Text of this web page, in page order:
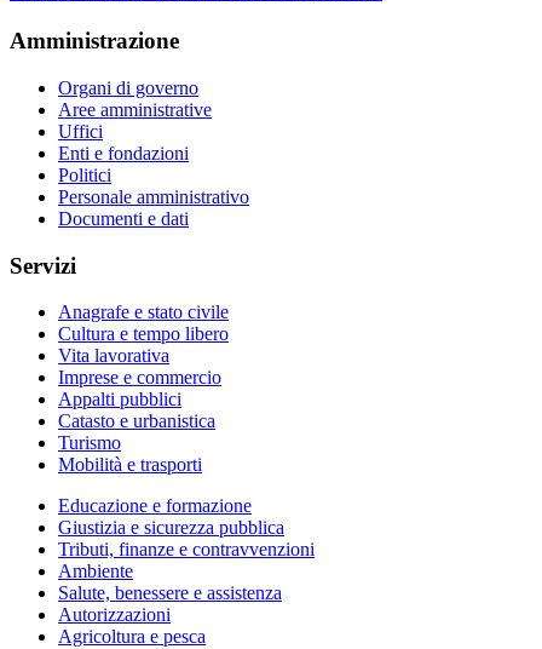
Amministrazione
Organi di governo
Aree amministrative
Uffici
Enti e fondazioni
Politici
Personale amministrativo
Documenti e dati
Servizi
Anagrafe e stato civile
Cultura e tempo libero
Vita lavorativa
Imprese e commercio
Appalti pubblici
Catasto e urbanistica
Turismo
Mobilità e trasporti
Educazione e formazione
Giustizia e sicurezza pubblica
Tributi, finanze e contravvenzioni
Ambiente
Salute, benessere e assistenza
Autorizzazioni
Agricoltura e pesca